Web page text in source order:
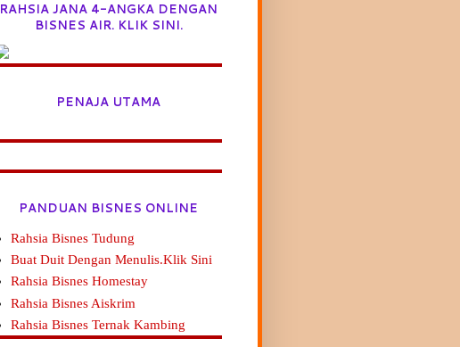
RAHSIA JANA 4-ANGKA DENGAN
BISNES AIR. KLIK SINI.
PENAJA UTAMA
PANDUAN BISNES ONLINE
Rahsia Bisnes Tudung
Buat Duit Dengan Menulis.Klik Sini
Rahsia Bisnes Homestay
Rahsia Bisnes Aiskrim
Rahsia Bisnes Ternak Kambing